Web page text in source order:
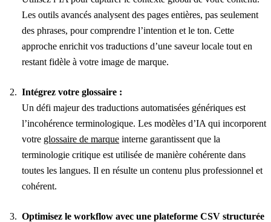
Les outils avancés analysent des pages entières, pas seulement
des phrases, pour comprendre l’intention et le ton. Cette
approche enrichit vos traductions d’une saveur locale tout en
restant fidèle à votre image de marque.
Intégrez votre glossaire :
Un défi majeur des traductions automatisées génériques est
l’incohérence terminologique. Les modèles d’IA qui incorporent
votre glossaire de marque interne garantissent que la
terminologie critique est utilisée de manière cohérente dans
toutes les langues. Il en résulte un contenu plus professionnel et
cohérent.
Optimisez le workflow avec une plateforme CSV structurée